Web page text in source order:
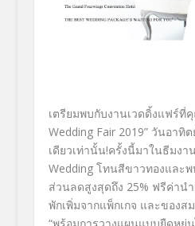
เตรียมพบกับงานเวดดิ้งแฟร์ที่
Wedding Fair 2019” วันอา
เดียวเท่านั้น!ครั้งนี้มาในธีมงา
Wedding โทนสีขาวทองและ
ส่วนลดสูงสุดถึง 25% ฟรีค่าน
พักเพิ่มจากแพ็กเกจ และของ